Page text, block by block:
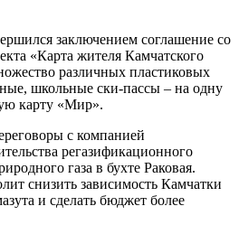
заключением соглашение со
«Карта жителя Камчатского
различных пластиковых
школьные ски-пассы – на одну
карту «Мир».
с компанией
регазификационного
газа в бухте Раковая.
снизить зависимость Камчатки
и сделать бюджет более